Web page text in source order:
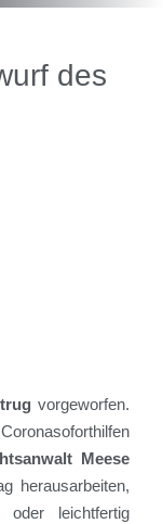
des
vorgeworfen.
Meese
herausarbeiten,
leichtfertig